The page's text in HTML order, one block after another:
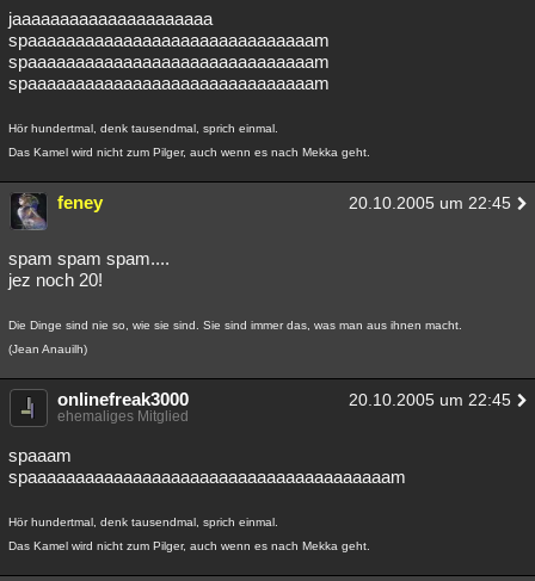
jaaaaaaaaaaaaaaaaaaaaa
spaaaaaaaaaaaaaaaaaaaaaaaaaaaaaam
spaaaaaaaaaaaaaaaaaaaaaaaaaaaaaam
spaaaaaaaaaaaaaaaaaaaaaaaaaaaaaam
Hör hundertmal, denk tausendmal, sprich einmal.
Das Kamel wird nicht zum Pilger, auch wenn es nach Mekka geht.
feney 20.10.2005 um 22:45
spam spam spam....
jez noch 20!
Die Dinge sind nie so, wie sie sind. Sie sind immer das, was man aus ihnen macht.
(Jean Anauilh)
onlinefreak3000 20.10.2005 um 22:45
ehemaliges Mitglied
spaaam
spaaaaaaaaaaaaaaaaaaaaaaaaaaaaaaaaaaaaaam
Hör hundertmal, denk tausendmal, sprich einmal.
Das Kamel wird nicht zum Pilger, auch wenn es nach Mekka geht.